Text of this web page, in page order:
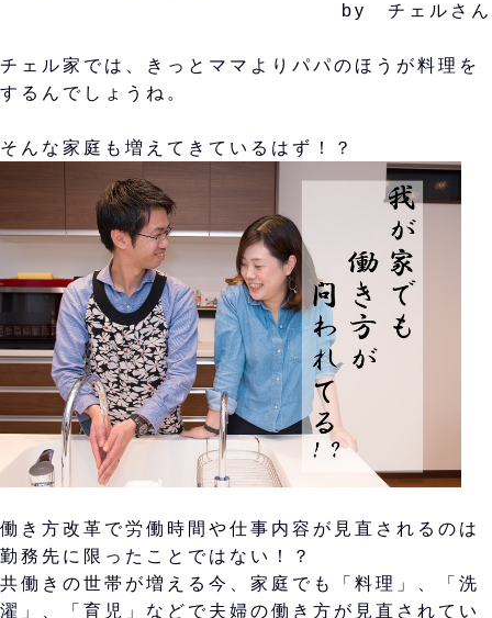
by チェルさん
チェル家では、きっとママよりパパのほうが料理を
するんでしょうね。
そんな家庭も増えてきているはず！？
働き方改革で労働時間や仕事内容が見直されるのは
勤務先に限ったことではない！？
共働きの世帯が増える今、家庭でも「料理」、「洗
濯」、「育児」などで夫婦の働き方が見直されてい